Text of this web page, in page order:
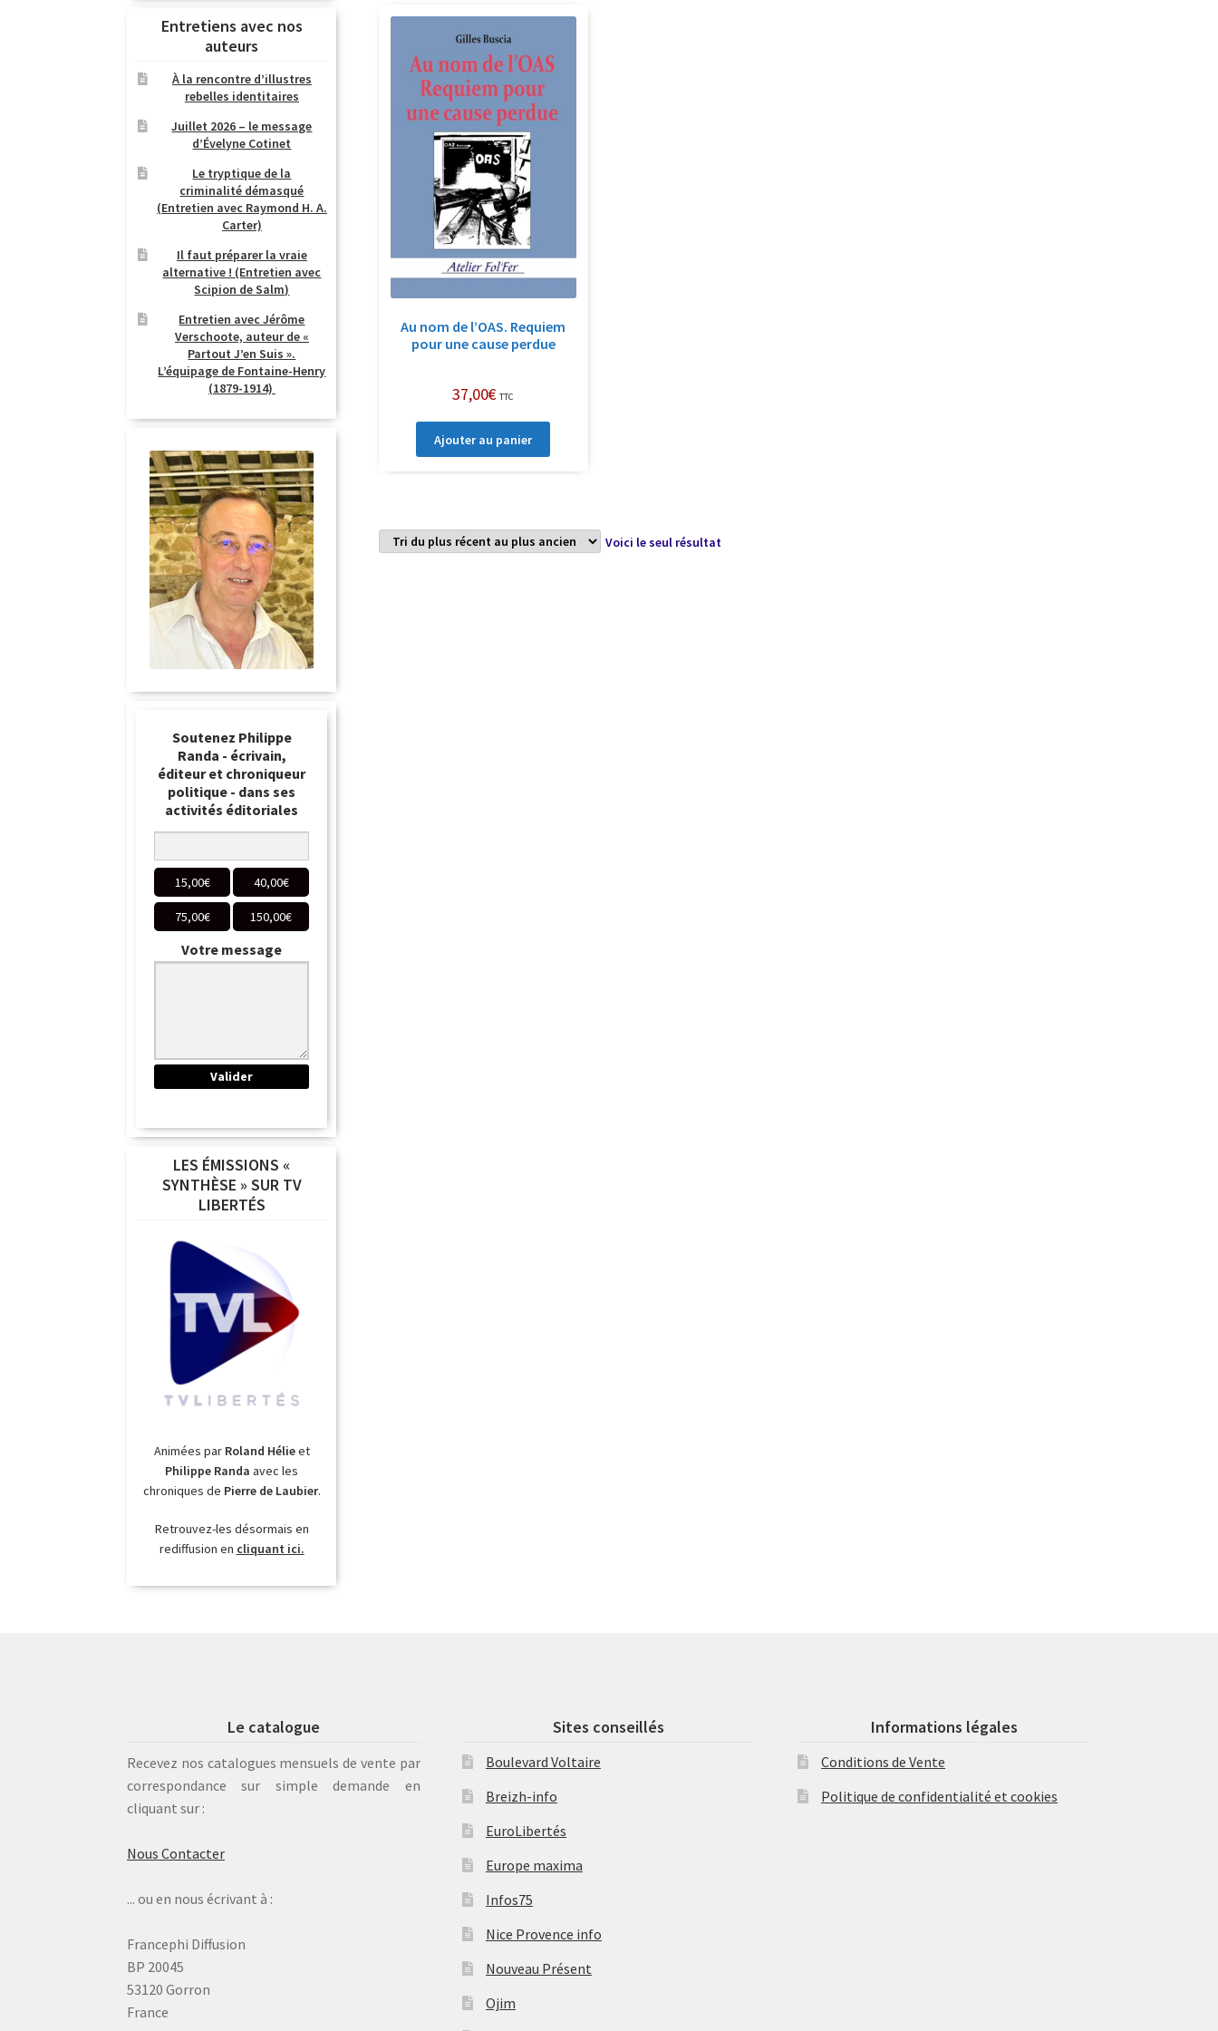
Au nom de l’OAS. Requiem
pour une cause perdue
37,00€ TTC
Ajouter au panier
Voici le seul résultat
Entretiens avec nos
auteurs
À la rencontre d’illustres
rebelles identitaires
Juillet 2026 – le message
d’Évelyne Cotinet
Le tryptique de la
criminalité démasqué
(Entretien avec Raymond H. A.
Carter)
Il faut préparer la vraie
alternative ! (Entretien avec
Scipion de Salm)
Entretien avec Jérôme
Verschoote, auteur de «
Partout J’en Suis ».
L’équipage de Fontaine-Henry
(1879-1914)
Soutenez Philippe
Randa - écrivain,
éditeur et chroniqueur
politique - dans ses
activités éditoriales
15,00€ 40,00€
75,00€ 150,00€
Votre message
LES ÉMISSIONS «
SYNTHÈSE » SUR TV
LIBERTÉS
Animées par Roland Hélieet
Philippe Randa avec les
chroniques de Pierre de Laubier.
Retrouvez-les désormais en
rediffusion en cliquant ici.
Le catalogue
Recevez nos catalogues mensuels de vente par
correspondance sur simple demande en
cliquant sur :
Nous Contacter
... ou en nous écrivant à :
Francephi Diffusion
BP 20045
53120 Gorron
France
Sites conseillés
Boulevard Voltaire
Breizh-info
EuroLibertés
Europe maxima
Infos75
Nice Provence info
Nouveau Présent
Ojim
Informations légales
Conditions de Vente
Politique de confidentialité et cookies